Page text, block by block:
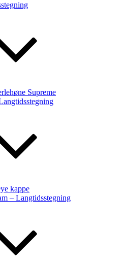
Supreme
kappe
– Langtidsstegning